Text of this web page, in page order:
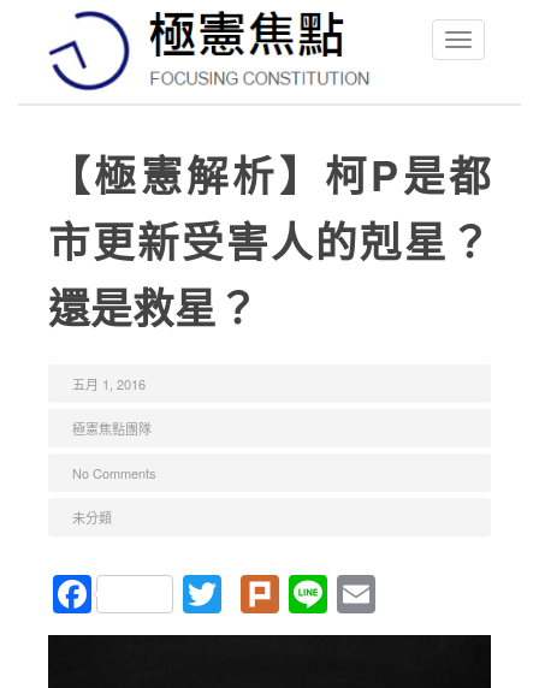
Toggle
【極憲解析】柯P是都
市更新受害人的剋星？
還是救星？
五月 1, 2016
極憲焦點團隊
No Comments
未分類
FacebookTwitterPlurk
Line